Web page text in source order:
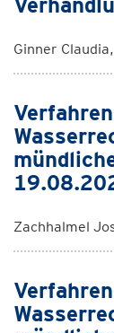
Ginner
Zachhalmel